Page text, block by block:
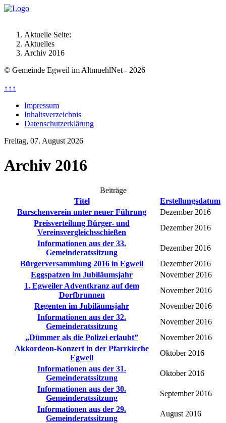
Aktuelle Seite:
Aktuelles
Archiv 2016
© Gemeinde Egweil im AltmuehlNet - 2026
↑↑↑
Impressum
Inhaltsverzeichnis
Datenschutzerklärung
Freitag, 07. August 2026
Archiv 2016
Beiträge
Titel
Erstellungsdatum
Burschenverein unter neuer Führung
Dezember 2016
Preisverteilung Bürger- und
Vereinsvergleichsschießen
Dezember 2016
Informationen aus der 33.
Gemeinderatssitzung
Dezember 2016
Bürgerversammlung 2016 in Egweil
Dezember 2016
Eggspatzen im Jubiläumsjahr
November 2016
1. Egweiler Adventkranz auf dem
Dorfbrunnen
November 2016
Regenten im Jubiläumsjahr
November 2016
Informationen aus der 32.
Gemeinderatssitzung
November 2016
„Dümmer als die Polizei erlaubt”
November 2016
Akkordeon-Konzert in der Pfarrkirche
Egweil
Oktober 2016
Informationen aus der 31.
Gemeinderatssitzung
Oktober 2016
Informationen aus der 30.
Gemeinderatssitzung
September 2016
Informationen aus der 29.
Gemeinderatssitzung
August 2016